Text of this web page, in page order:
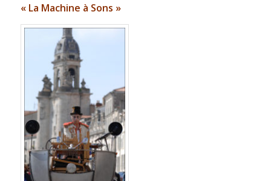
« La Machine à Sons »